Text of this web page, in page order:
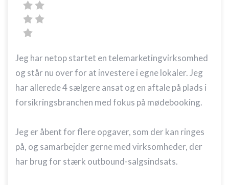
Jeg har netop startet en telemarketingvirksomhed
og står nu over for at investere i egne lokaler. Jeg
har allerede 4 sælgere ansat og en aftale på plads i
forsikringsbranchen med fokus på mødebooking.
Jeg er åbent for flere opgaver, som der kan ringes
på, og samarbejder gerne med virksomheder, der
har brug for stærk outbound-salgsindsats.